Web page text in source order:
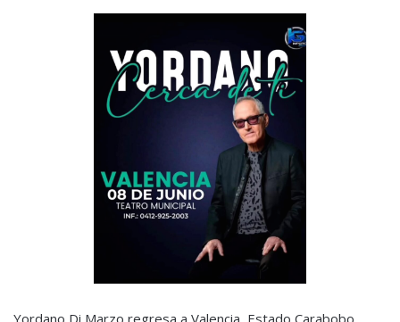
Yordano Di Marzo regresa a Valencia, Estado Carabobo